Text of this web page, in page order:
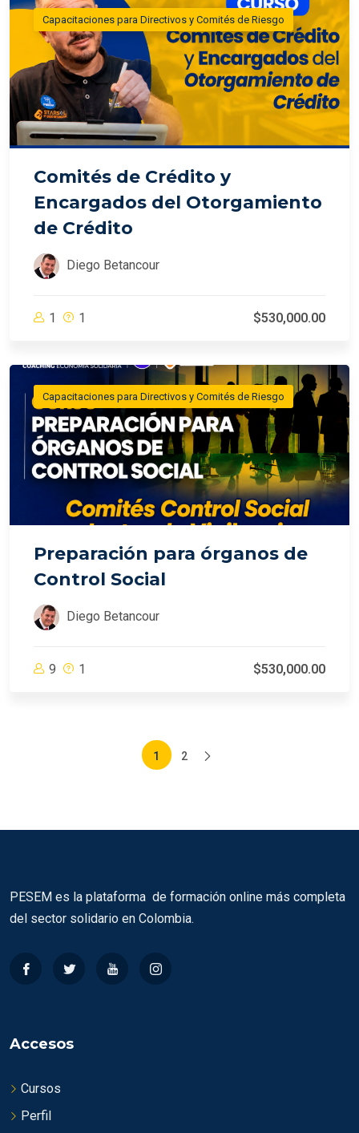
Capacitaciones para Directivos y Comités de Riesgo
Comités de Crédito y
Encargados del Otorgamiento
de Crédito
Diego Betancour
1 1 $530,000.00
Capacitaciones para Directivos y Comités de Riesgo
Preparación para órganos de
Control Social
Diego Betancour
9 1 $530,000.00
1 2
PESEM es la plataforma de formación online más completa
del sector solidario en Colombia.
Accesos
Cursos
Perfil